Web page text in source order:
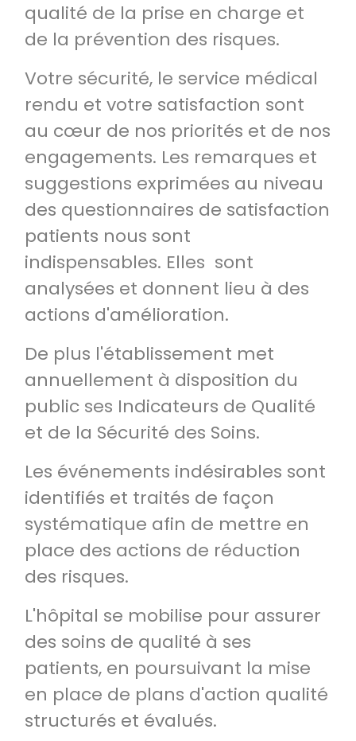
qualité de la prise en charge et
de la prévention des risques.
Votre sécurité, le service médical
rendu et votre satisfaction sont
au cœur de nos priorités et de nos
engagements. Les remarques et
suggestions exprimées au niveau
des questionnaires de satisfaction
patients nous sont
indispensables. Elles sont
analysées et donnent lieu à des
actions d'amélioration.
De plus l'établissement met
annuellement à disposition du
public ses Indicateurs de Qualité
et de la Sécurité des Soins.
Les événements indésirables sont
identifiés et traités de façon
systématique afin de mettre en
place des actions de réduction
des risques.
L'hôpital se mobilise pour assurer
des soins de qualité à ses
patients, en poursuivant la mise
en place de plans d'action qualité
structurés et évalués.